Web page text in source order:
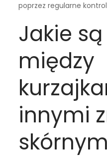
poprzez regularne
Jakie
między
innymi